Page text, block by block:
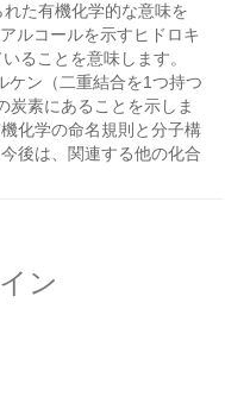
た有機化学的な意味を
ルコールを示すヒドロキ
ることを意味します。
ケン（二重結合を1つ持つ
炭素にあることを示しま
化学の命名規則と分子構
後は、関連する他の化合
ン